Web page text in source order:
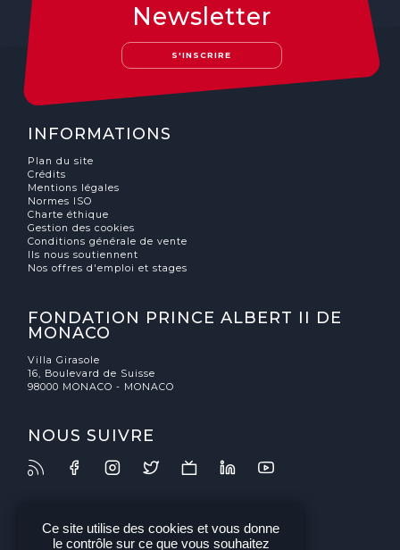
Newsletter
S'INSCRIRE
INFORMATIONS
Plan du site
Crédits
Mentions légales
Normes ISO
Charte éthique
Gestion des cookies
Conditions générale de vente
Ils nous soutiennent
Nos offres d'emploi et stages
FONDATION PRINCE ALBERT II DE
MONACO
Villa Girasole
16, Boulevard de Suisse
98000 MONACO - MONACO
NOUS SUIVRE
Ce site utilise des cookies et vous donne
le contrôle sur ce que vous souhaitez